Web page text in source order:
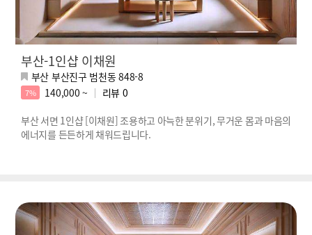
부산-1인샵 이채원
부산 부산진구 범천동 848-8
7% 140,000 ~ 리뷰 0
부산 서면 1인샵 [이채원] 조용하고 아늑한 분위기, 무거운 몸과 마음의
에너지를 든든하게 채워드립니다.